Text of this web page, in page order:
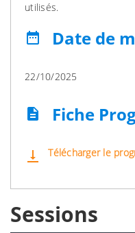
utilisés.
date_range Date de
22/10/2025
description Fiche
vertical_align_bottom Télécharger le
Sessions